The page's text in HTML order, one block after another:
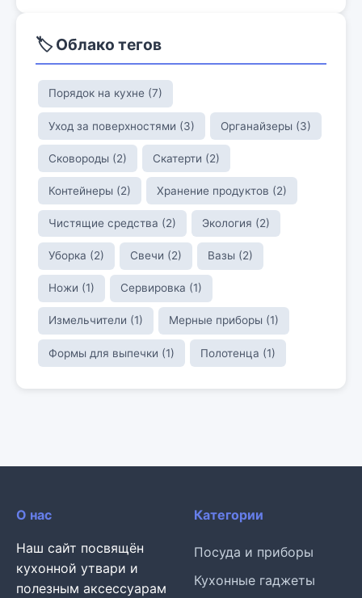
🏷️ Облако тегов
Порядок на кухне (7)
Уход за поверхностями (3) Органайзеры (3)
Сковороды (2) Скатерти (2)
Контейнеры (2) Хранение продуктов (2)
Чистящие средства (2) Экология (2)
Уборка (2) Свечи (2) Вазы (2)
Ножи (1) Сервировка (1)
Измельчители (1) Мерные приборы (1)
Формы для выпечки (1) Полотенца (1)
О нас
Наш сайт посвящён
кухонной утвари и
полезным аксессуарам
Категории
Посуда и приборы
Кухонные гаджеты